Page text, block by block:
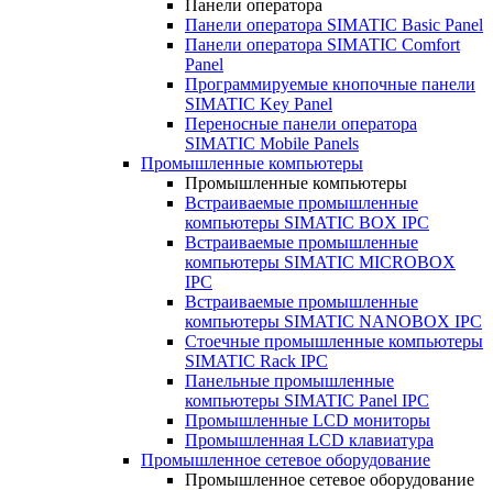
Панели оператора
Панели оператора SIMATIC Basic Panel
Панели оператора SIMATIC Comfort
Panel
Программируемые кнопочные панели
SIMATIC Key Panel
Переносные панели оператора
SIMATIC Mobile Panels
Промышленные компьютеры
Промышленные компьютеры
Встраиваемые промышленные
компьютеры SIMATIC BOX IPC
Встраиваемые промышленные
компьютеры SIMATIC MICROBOX
IPC
Встраиваемые промышленные
компьютеры SIMATIC NANOBOX IPC
Стоечные промышленные компьютеры
SIMATIC Rack IPC
Панельные промышленные
компьютеры SIMATIC Panel IPC
Промышленные LCD мониторы
Промышленная LCD клавиатура
Промышленное сетевое оборудование
Промышленное сетевое оборудование